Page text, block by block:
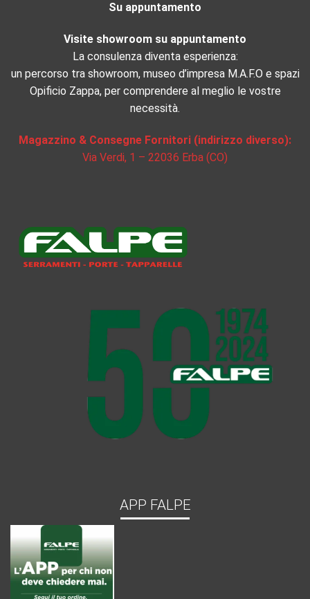
Su appuntamento
Visite showroom su appuntamento
La consulenza diventa esperienza:
un percorso tra showroom, museo d’impresa M.A.F.O e spazi
Opificio Zappa, per comprendere al meglio le vostre
necessità.
Magazzino & Consegne Fornitori (indirizzo diverso):
Via Verdi, 1 – 22036 Erba (CO)
APP FALPE